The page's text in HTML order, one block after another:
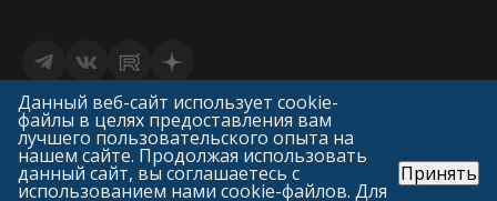
© «ГК Авангард»
Статьи
Политика конфиденциальности и обработки
персональных данных
Данный веб-сайт использует cookie-
файлы в целях предоставления вам
лучшего пользовательского опыта на
нашем сайте. Продолжая использовать
данный сайт, вы соглашаетесь с
использованием нами cookie-файлов. Для
Принять